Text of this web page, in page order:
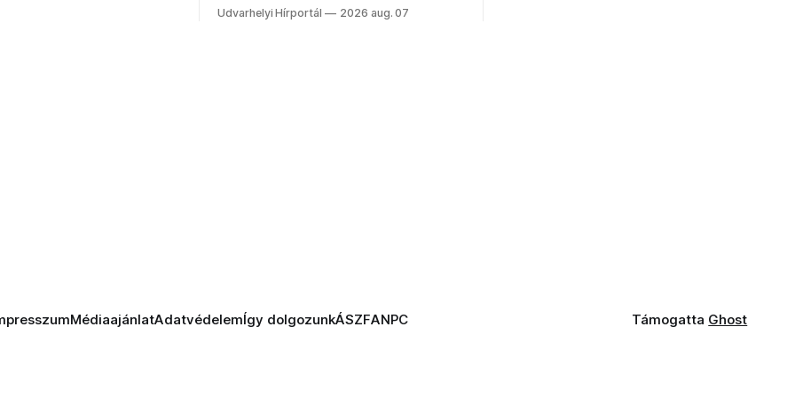
Szabolcsot.
Udvarhelyi Hírportál 2026 aug. 07
MédiaajánlatAdatvédelemÍgy dolgozunkÁSZFANPC Támogatta Ghost